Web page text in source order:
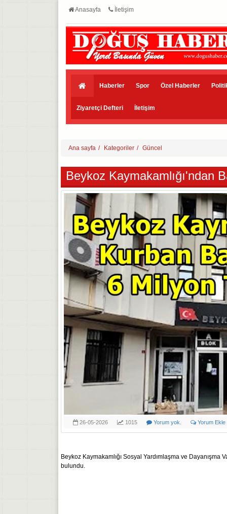
Anasayfa İletişim
Haberler Spor Özel Haberler
Ziyaretçi Defteri İletişim
Ana sayfa Kategoriler Güncel
Beykoz Kaymakamlığı'ndan
26-05-2026 1015 Yorum yok. Yorum Ekle
Beykoz Kaymakamlığı Sosyal Yardımlaşma ve
bulundu.